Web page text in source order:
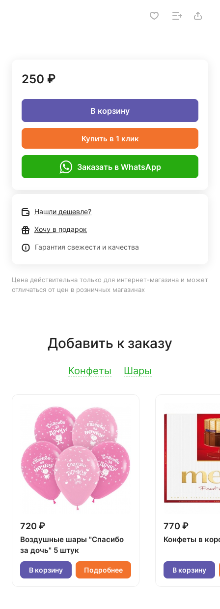
250 ₽
В корзину
Купить в 1 клик
Заказать в WhatsApp
Нашли дешевле?
Хочу в подарок
Гарантия свежести и качества
Цена действительна только для интернет-магазина и может
отличаться от цен в розничных магазинах
Добавить к заказу
Конфеты Шары
720 ₽
Воздушные шары "Спасибо
за дочь" 5 штук
В корзину Подробнее
770 ₽
Конфеты в
В корзину